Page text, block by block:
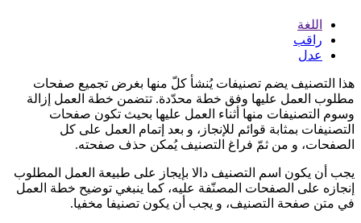
اللغة
راقب
عدل
هذا التصنيف يضم تصنيفات يُنشأ كلّ منها بغرض تجميع صفحات
مطلوب العمل عليها وفق خطة محدّدة. تتضمن خطة العمل إزالة
وسوم التصنيفات منها أثناء العمل عليها بحيث تكون صفحات
التصنيفات بمثابة قوائم للإنجاز، و بعد إتمام العمل على كل
الصفحات، و من ثمّ فراغ التصنيف يُمكن حذف صفحته.
يجب أن يكون اسم التصنيف دالا بإيجاز على طبيعة العمل المطلوب
إنجازه على الصفحات المصنّفة عليه، كما ينبغي توضيح خطة العمل
في متن صفحة التصنيف، و يجب أن يكون تصنيفا مخفيا.